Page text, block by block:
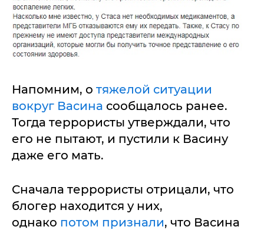
Напомним, о тяжелой ситуации
вокруг Васина сообщалось ранее.
Тогда террористы утверждали, что
его не пытают, и пустили к Васину
даже его мать.
Сначала террористы отрицали, что
блогер находится у них,
однако потом признали, что Васина